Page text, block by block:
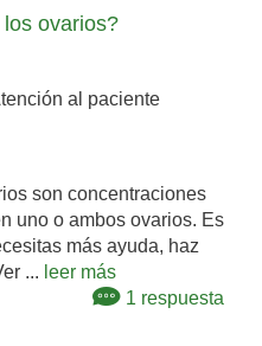
ovarios?
al paciente
son concentraciones
uno o ambos ovarios. Es
más ayuda, haz
... leer más
1 respuesta